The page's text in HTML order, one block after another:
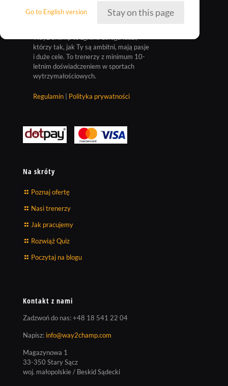
którzy tak, jak Ty są ambitni, mają pasje
i duże cele. To trenerzy z minimum 10-
letnim doświadczeniem w sportach
wytrzymałościowych.
Regulamin Polityka prywatności
Na skróty
Poznaj ofertę
Nasi trenerzy
Jak pracujemy
Rozwiąż Quiz
Poczytaj na blogu
Kontakt z nami
Zadzwoń do nas:+48 18 541 22 04
Napisz: info@way2champ.com
Magazynowa 1
33-350 Stary Sącz
woj. małopolskie / Beskid Sądecki
Go to English version Stay on this page